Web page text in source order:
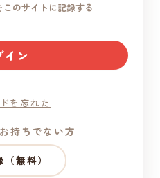
のサイトに記録する
を忘れた
持ちでない方
無料）